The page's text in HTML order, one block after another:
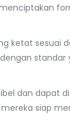
ketat sesuai
dan dapat
siap